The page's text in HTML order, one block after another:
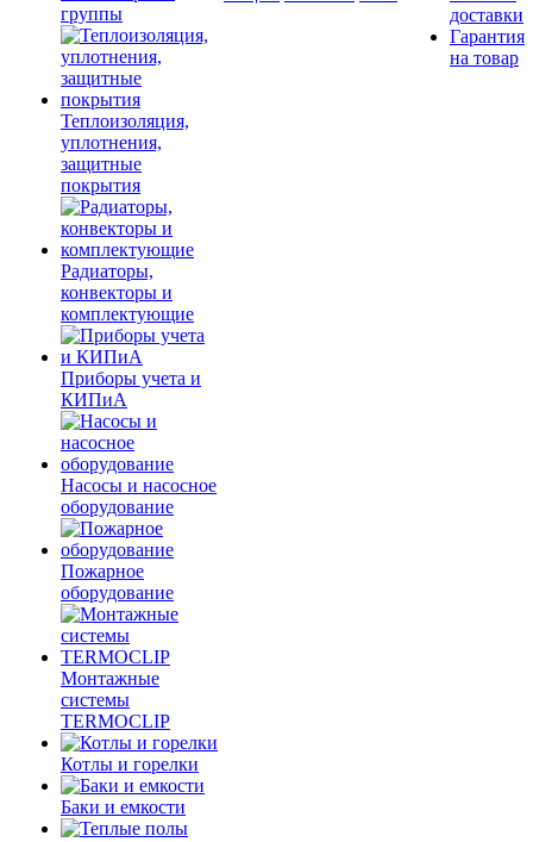
группы
Теплоизоляция,
уплотнения,
защитные
покрытия
Радиаторы,
конвекторы и
комплектующие
Приборы учета и
КИПиА
Насосы и насосное
оборудование
Пожарное
оборудование
Монтажные
системы
TERMOCLIP
Котлы и горелки
Баки и емкости
доставки
Гарантия
на товар